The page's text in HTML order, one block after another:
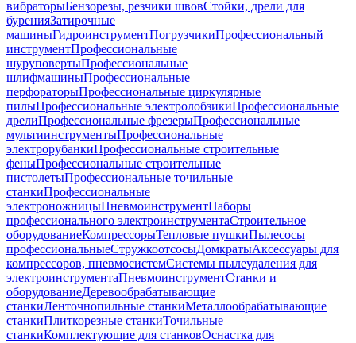
вибраторыБензорезы, резчики швовСтойки, дрели для
буренияЗатирочные
машиныГидроинструментПогрузчикиПрофессиональный
инструментПрофессиональные
шуруповертыПрофессиональные
шлифмашиныПрофессиональные
перфораторыПрофессиональные циркулярные
пилыПрофессиональные электролобзикиПрофессиональные
дрелиПрофессиональные фрезерыПрофессиональные
мультиинструментыПрофессиональные
электрорубанкиПрофессиональные строительные
феныПрофессиональные строительные
пистолетыПрофессиональные точильные
станкиПрофессиональные
электроножницыПневмоинструментНаборы
профессионального электроинструментаСтроительное
оборудованиеКомпрессорыТепловые пушкиПылесосы
профессиональныеСтружкоотсосыДомкратыАксессуары для
компрессоров, пневмосистемСистемы пылеудаления для
электроинструментаПневмоинструментСтанки и
оборудованиеДеревообрабатывающие
станкиЛенточнопильные станкиМеталлообрабатывающие
станкиПлиткорезные станкиТочильные
станкиКомплектующие для станковОснастка для